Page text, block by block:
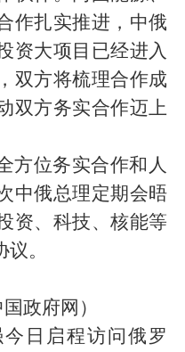
作扎实推进，中俄
资大项目已经进入
双方将梳理合作成
双方务实合作迈上
方位务实合作和人
中俄总理定期会晤
资、科技、核能等
。
政府网）
今日启程访问俄罗